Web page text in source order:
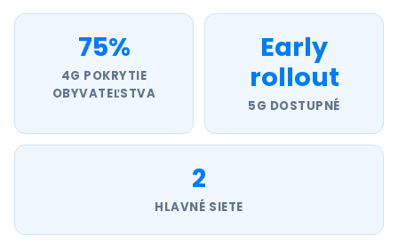
75%
4G POKRYTIE
OBYVATEĽSTVA
Early
rollout
5G DOSTUPNÉ
2
HLAVNÉ SIETE